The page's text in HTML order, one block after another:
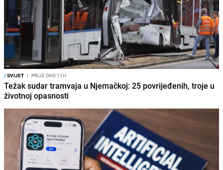
/SVIJET I PRIJE OKO 11H
Težak sudar tramvaja u Njemačkoj: 25 povrijeđenih, troje u
životnoj opasnosti